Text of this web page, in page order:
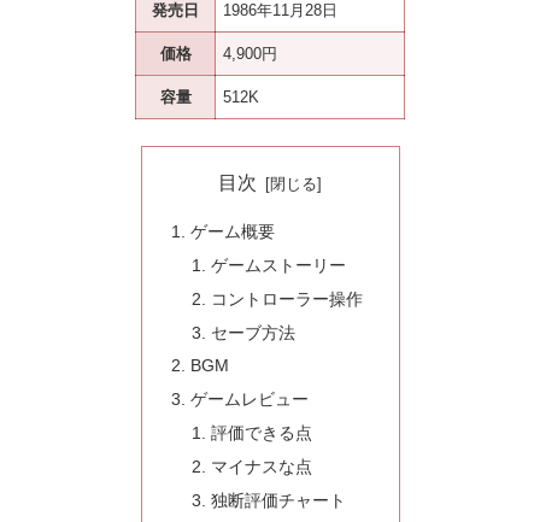
発売日 1986年11月28日
価格 4,900円
容量 512K
目次
ゲーム概要
ゲームストーリー
コントローラー操作
セーブ方法
BGM
ゲームレビュー
評価できる点
マイナスな点
独断評価チャート